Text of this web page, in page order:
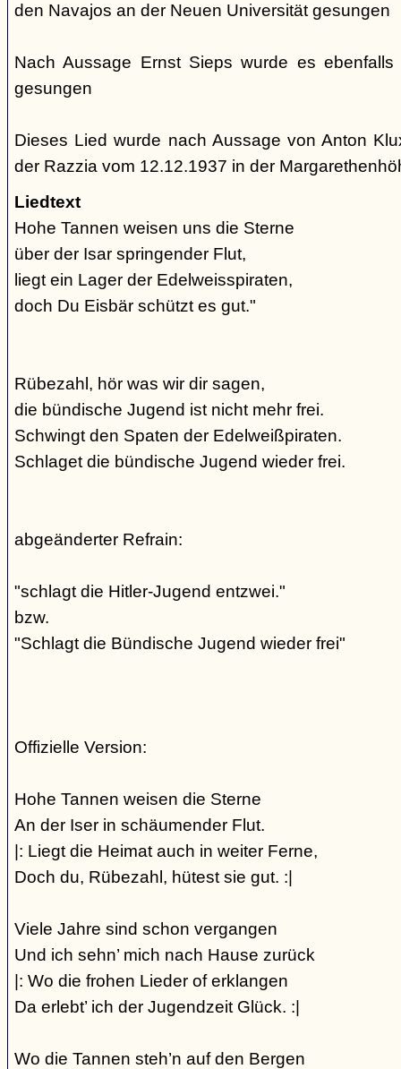
den Navajos an der Neuen Universität gesungen
Nach Aussage Ernst Sieps wurde es
gesungen
Dieses Lied wurde nach Aussage von Anton
der Razzia vom 12.12.1937 in der
Liedtext
Hohe Tannen weisen uns die Sterne
über der Isar springender Flut,
liegt ein Lager der Edelweisspiraten,
doch Du Eisbär schützt es gut."
Rübezahl, hör was wir dir sagen,
die bündische Jugend ist nicht mehr frei.
Schwingt den Spaten der Edelweißpiraten.
Schlaget die bündische Jugend wieder frei.
abgeänderter Refrain:
"schlagt die Hitler-Jugend entzwei."
bzw.
"Schlagt die Bündische Jugend wieder frei"
Offizielle Version:
Hohe Tannen weisen die Sterne
An der Iser in schäumender Flut.
|: Liegt die Heimat auch in weiter Ferne,
Doch du, Rübezahl, hütest sie gut. :|
Viele Jahre sind schon vergangen
Und ich sehn’ mich nach Hause zurück
|: Wo die frohen Lieder of erklangen
Da erlebt’ ich der Jugendzeit Glück. :|
Wo die Tannen steh’n auf den Bergen